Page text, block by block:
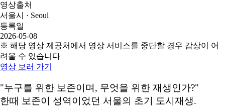
영상출처
서울시 · Seoul
등록일
2026-05-08
※ 해당 영상 제공처에서 영상 서비스를 중단할 경우 감상이 어
려울 수 있습니다
영상 보러 가기
"누구를 위한 보존이며, 무엇을 위한 재생인가?"
한때 보존이 성역이었던 서울의 초기 도시재생.